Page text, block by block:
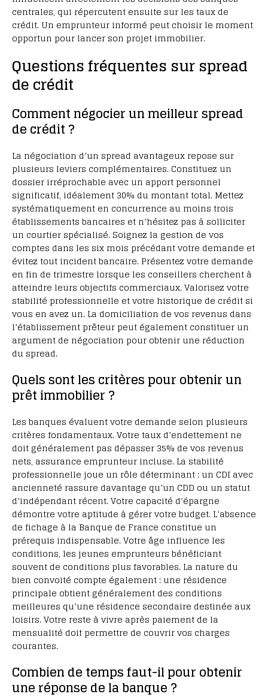
centrales, qui répercutent ensuite sur les taux de
crédit. Un emprunteur informé peut choisir le moment
opportun pour lancer son projet immobilier.
Questions fréquentes sur spread
de crédit
Comment négocier un meilleur spread
de crédit ?
La négociation d’un spread avantageux repose sur
plusieurs leviers complémentaires. Constituez un
dossier irréprochable avec un apport personnel
significatif, idéalement 30% du montant total. Mettez
systématiquement en concurrence au moins trois
établissements bancaires et n’hésitez pas à solliciter
un courtier spécialisé. Soignez la gestion de vos
comptes dans les six mois précédant votre demande et
évitez tout incident bancaire. Présentez votre demande
en fin de trimestre lorsque les conseillers cherchent à
atteindre leurs objectifs commerciaux. Valorisez votre
stabilité professionnelle et votre historique de crédit si
vous en avez un. La domiciliation de vos revenus dans
l’établissement prêteur peut également constituer un
argument de négociation pour obtenir une réduction
du spread.
Quels sont les critères pour obtenir un
prêt immobilier ?
Les banques évaluent votre demande selon plusieurs
critères fondamentaux. Votre taux d’endettement ne
doit généralement pas dépasser 35% de vos revenus
nets, assurance emprunteur incluse. La stabilité
professionnelle joue un rôle déterminant : un CDI avec
ancienneté rassure davantage qu’un CDD ou un statut
d’indépendant récent. Votre capacité d’épargne
démontre votre aptitude à gérer votre budget. L’absence
de fichage à la Banque de France constitue un
prérequis indispensable. Votre âge influence les
conditions, les jeunes emprunteurs bénéficiant
souvent de conditions plus favorables. La nature du
bien convoité compte également : une résidence
principale obtient généralement des conditions
meilleures qu’une résidence secondaire destinée aux
loisirs. Votre reste à vivre après paiement de la
mensualité doit permettre de couvrir vos charges
courantes.
Combien de temps faut-il pour obtenir
une réponse de la banque ?